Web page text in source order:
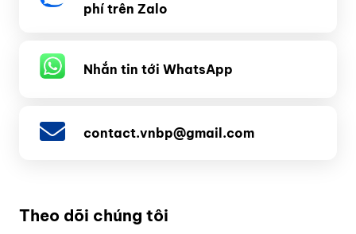
phí trên Zalo
Nhắn tin tới WhatsApp
contact.vnbp@gmail.com
Theo dõi chúng tôi